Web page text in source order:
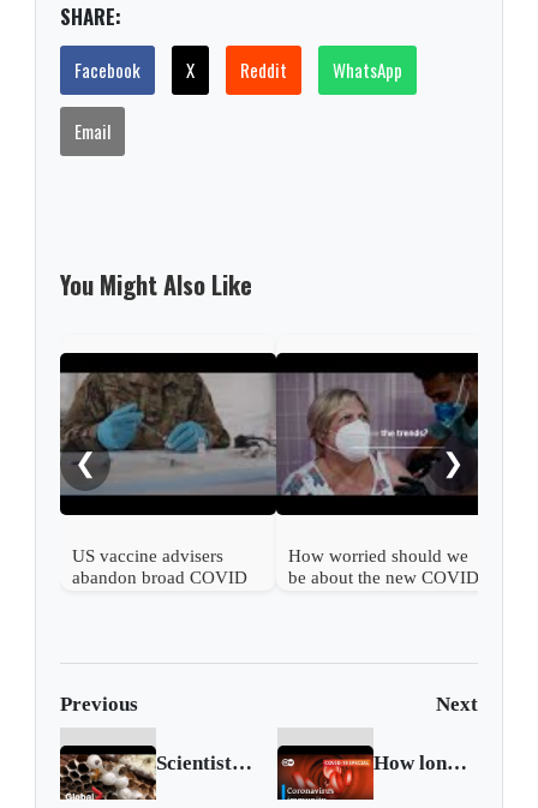
SHARE:
Facebook X Reddit WhatsApp
Email
You Might Also Like
❮
US vaccine advisers
abandon broad COVID
How worried should we
be about the new COVID
❯
Previous Next
Scientists analyze first "murder hornet" nest found in the US How long does immunity against the coronavirus last?